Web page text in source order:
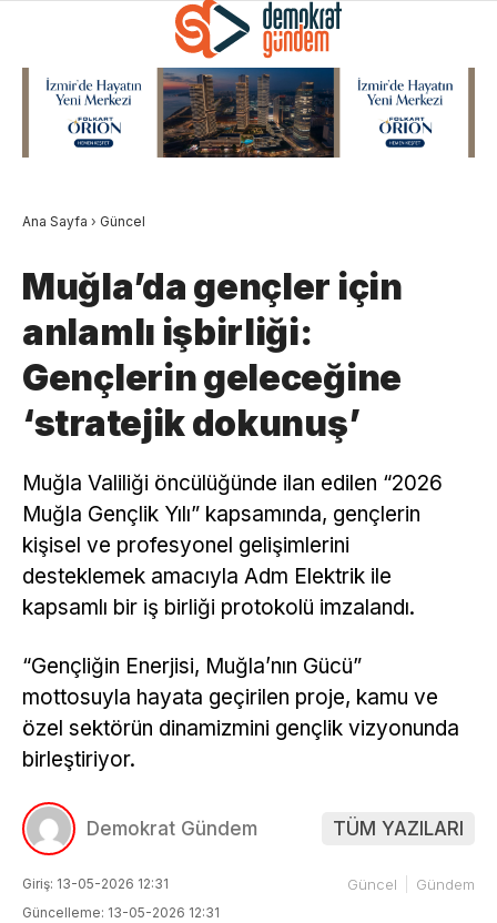
Ana Sayfa › Güncel
Muğla’da gençler için
anlamlı işbirliği:
Gençlerin geleceğine
‘stratejik dokunuş’
Muğla Valiliği öncülüğünde ilan edilen “2026
Muğla Gençlik Yılı” kapsamında, gençlerin
kişisel ve profesyonel gelişimlerini
desteklemek amacıyla Adm Elektrik ile
kapsamlı bir iş birliği protokolü imzalandı.
“Gençliğin Enerjisi, Muğla’nın Gücü”
mottosuyla hayata geçirilen proje, kamu ve
özel sektörün dinamizmini gençlik vizyonunda
birleştiriyor.
Demokrat Gündem TÜM YAZILARI
Giriş: 13-05-2026 12:31
Güncelleme: 13-05-2026 12:31
Güncel Gündem